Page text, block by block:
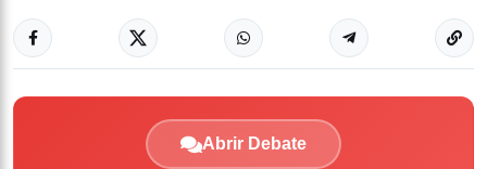
Abrir Debate